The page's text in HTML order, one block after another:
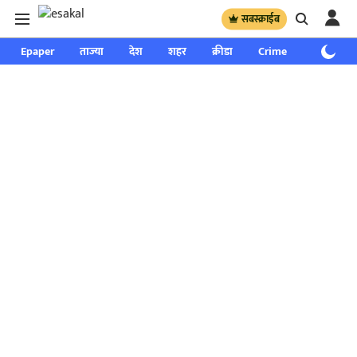
सबस्क्राईब
Epaper ताज्या देश शहर क्रीडा Crime साप्ताहिक